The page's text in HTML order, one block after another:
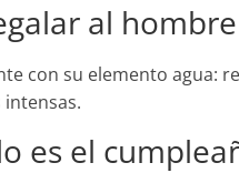
al
con su elemento agua:
intensas.
es el